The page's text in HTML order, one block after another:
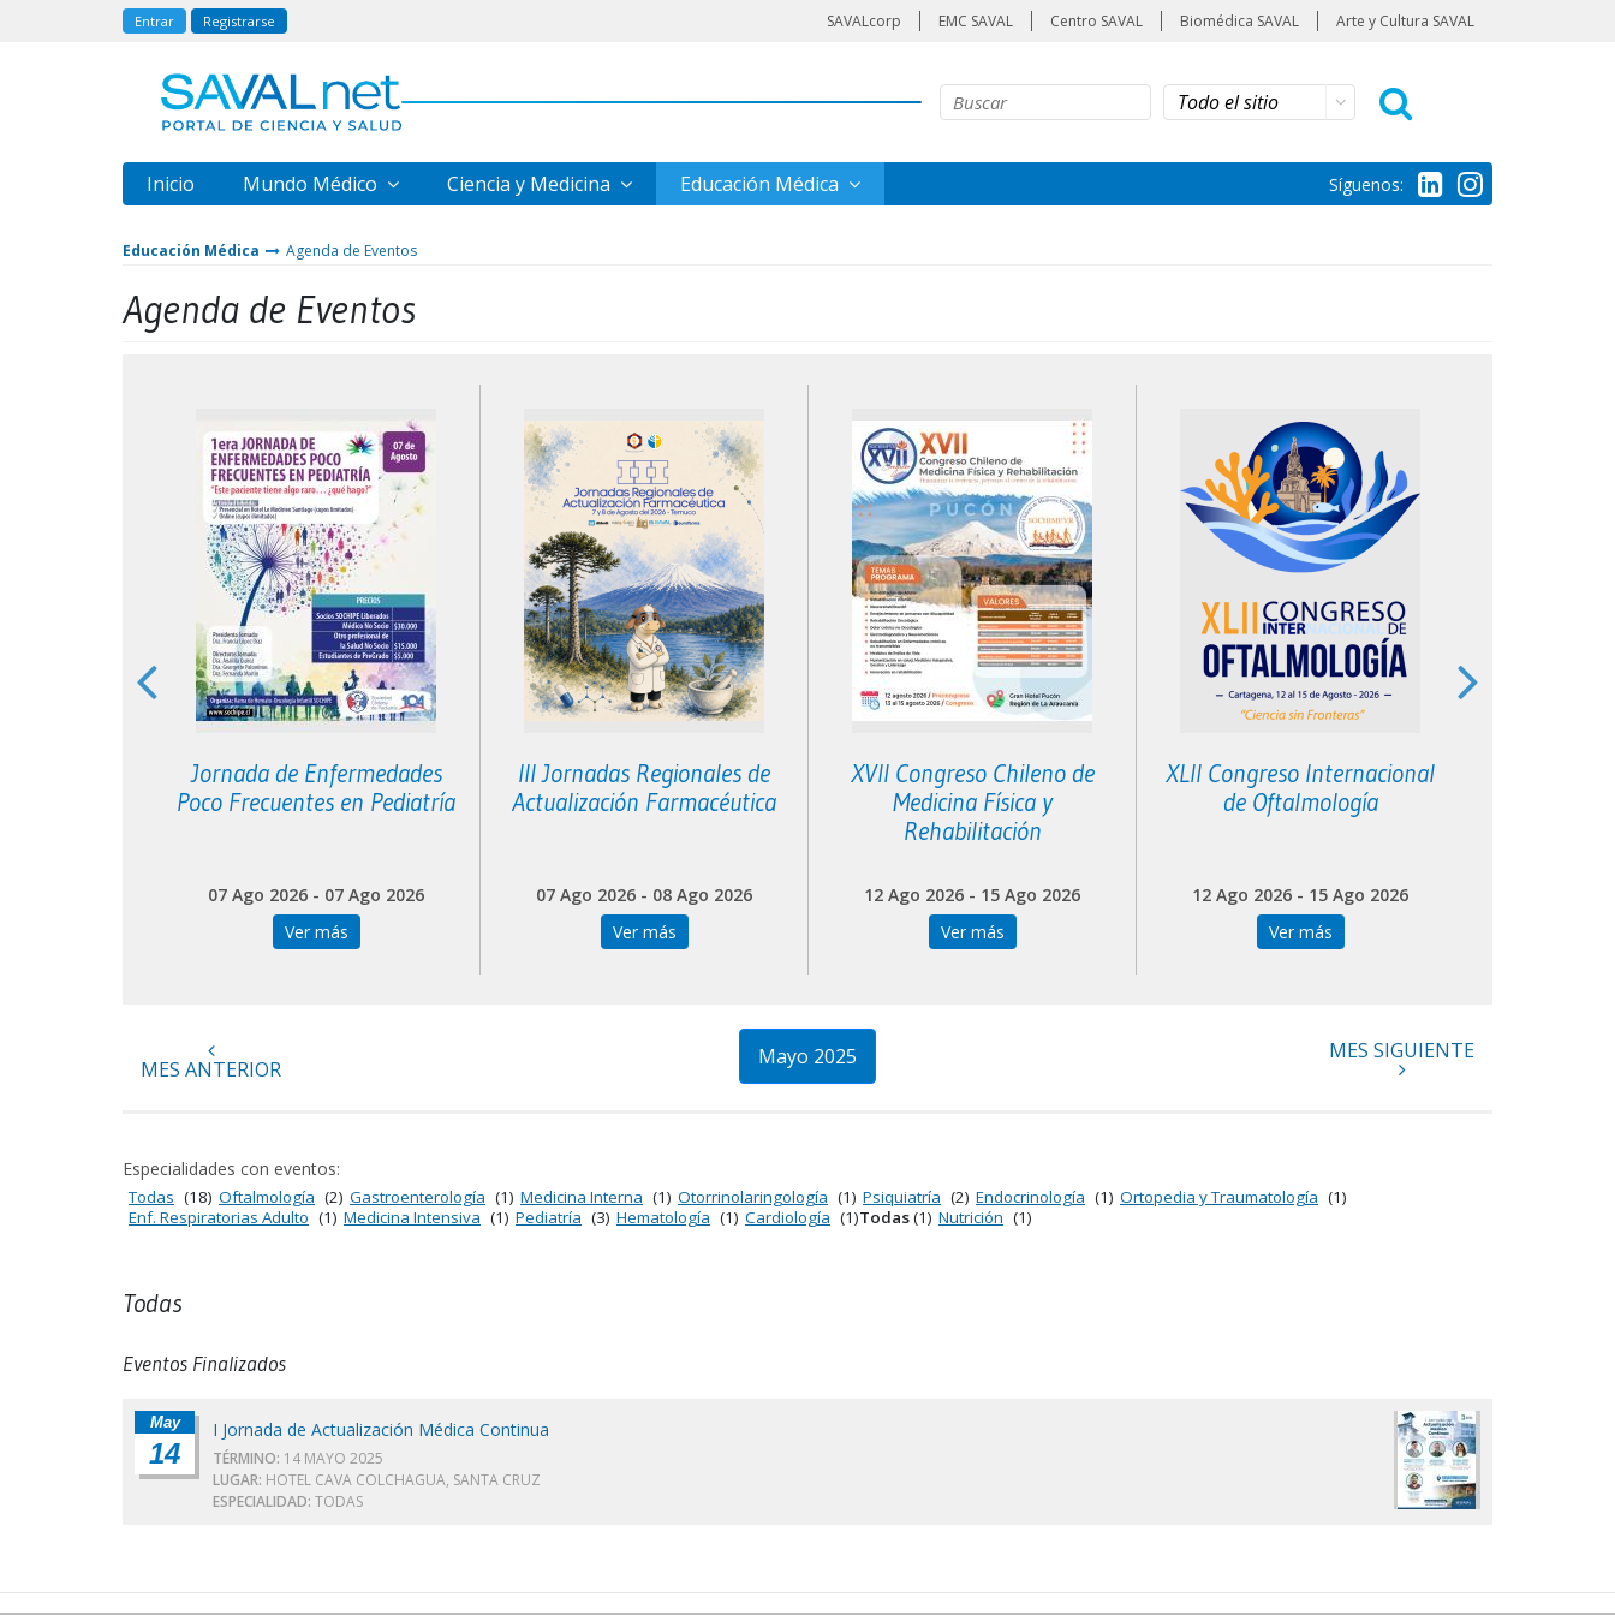
Entrar Registrarse SAVALcorp EMC SAVAL Centro SAVAL Biomédica SAVAL Arte y Cultura SAVAL
Inicio Mundo Médico Ciencia y Medicina Educación Médica Síguenos:
Educación Médica Agenda de Eventos
Agenda de Eventos
Jornada de Enfermedades
Poco Frecuentes en Pediatría
07 Ago 2026 - 07 Ago 2026
Ver más
III Jornadas Regionales de
Actualización Farmacéutica
07 Ago 2026 - 08 Ago 2026
Ver más
XVII Congreso Chileno de
Medicina Física y
Rehabilitación
12 Ago 2026 - 15 Ago 2026
Ver más
XLII Congreso Internacional
de Oftalmología
12 Ago 2026 - 15 Ago 2026
Ver más
MES ANTERIOR Mayo 2025 MES SIGUIENTE
Especialidades con eventos:
Todas (18) Oftalmología (2) Gastroenterología (1) Medicina Interna (1) Otorrinolaringología (1) Psiquiatría (2) Endocrinología (1) Ortopedia y Traumatología (1)
Enf. Respiratorias Adulto (1) Medicina Intensiva (1) Pediatría (3) Hematología (1) Cardiología (1)Todas(1) Nutrición (1)
Todas
Eventos Finalizados
May
14
I Jornada de Actualización Médica Continua
TÉRMINO: 14 MAYO 2025
LUGAR: HOTEL CAVA COLCHAGUA, SANTA CRUZ
ESPECIALIDAD: TODAS